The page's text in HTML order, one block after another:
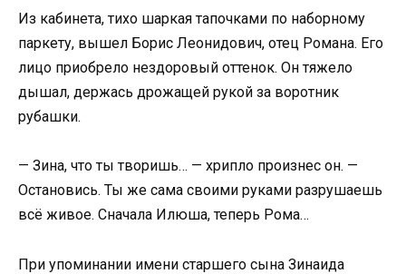
Из кабинета, тихо шаркая тапочками по наборному
паркету, вышел Борис Леонидович, отец Романа. Его
лицо приобрело нездоровый оттенок. Он тяжело
дышал, держась дрожащей рукой за воротник
рубашки.
— Зина, что ты творишь… — хрипло произнес он. —
Остановись. Ты же сама своими руками разрушаешь
всё живое. Сначала Илюша, теперь Рома…
При упоминании имени старшего сына Зинаида